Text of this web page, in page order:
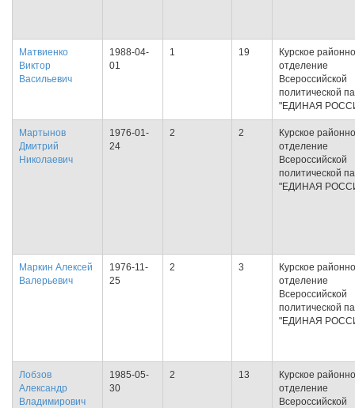
Матвиенко
Виктор
Васильевич
1988-04-
01
1 19
Курское
отделение
Всероссийской
политической
"ЕДИНАЯ
Мартынов
Дмитрий
Николаевич
1976-01-
24
2 2
Курское
отделение
Всероссийской
политической
"ЕДИНАЯ
Маркин Алексей
Валерьевич
1976-11-
25
2 3
Курское
отделение
Всероссийской
политической
"ЕДИНАЯ
Лобзов
Александр
Владимирович
1985-05-
30
2 13
Курское
отделение
Всероссийской